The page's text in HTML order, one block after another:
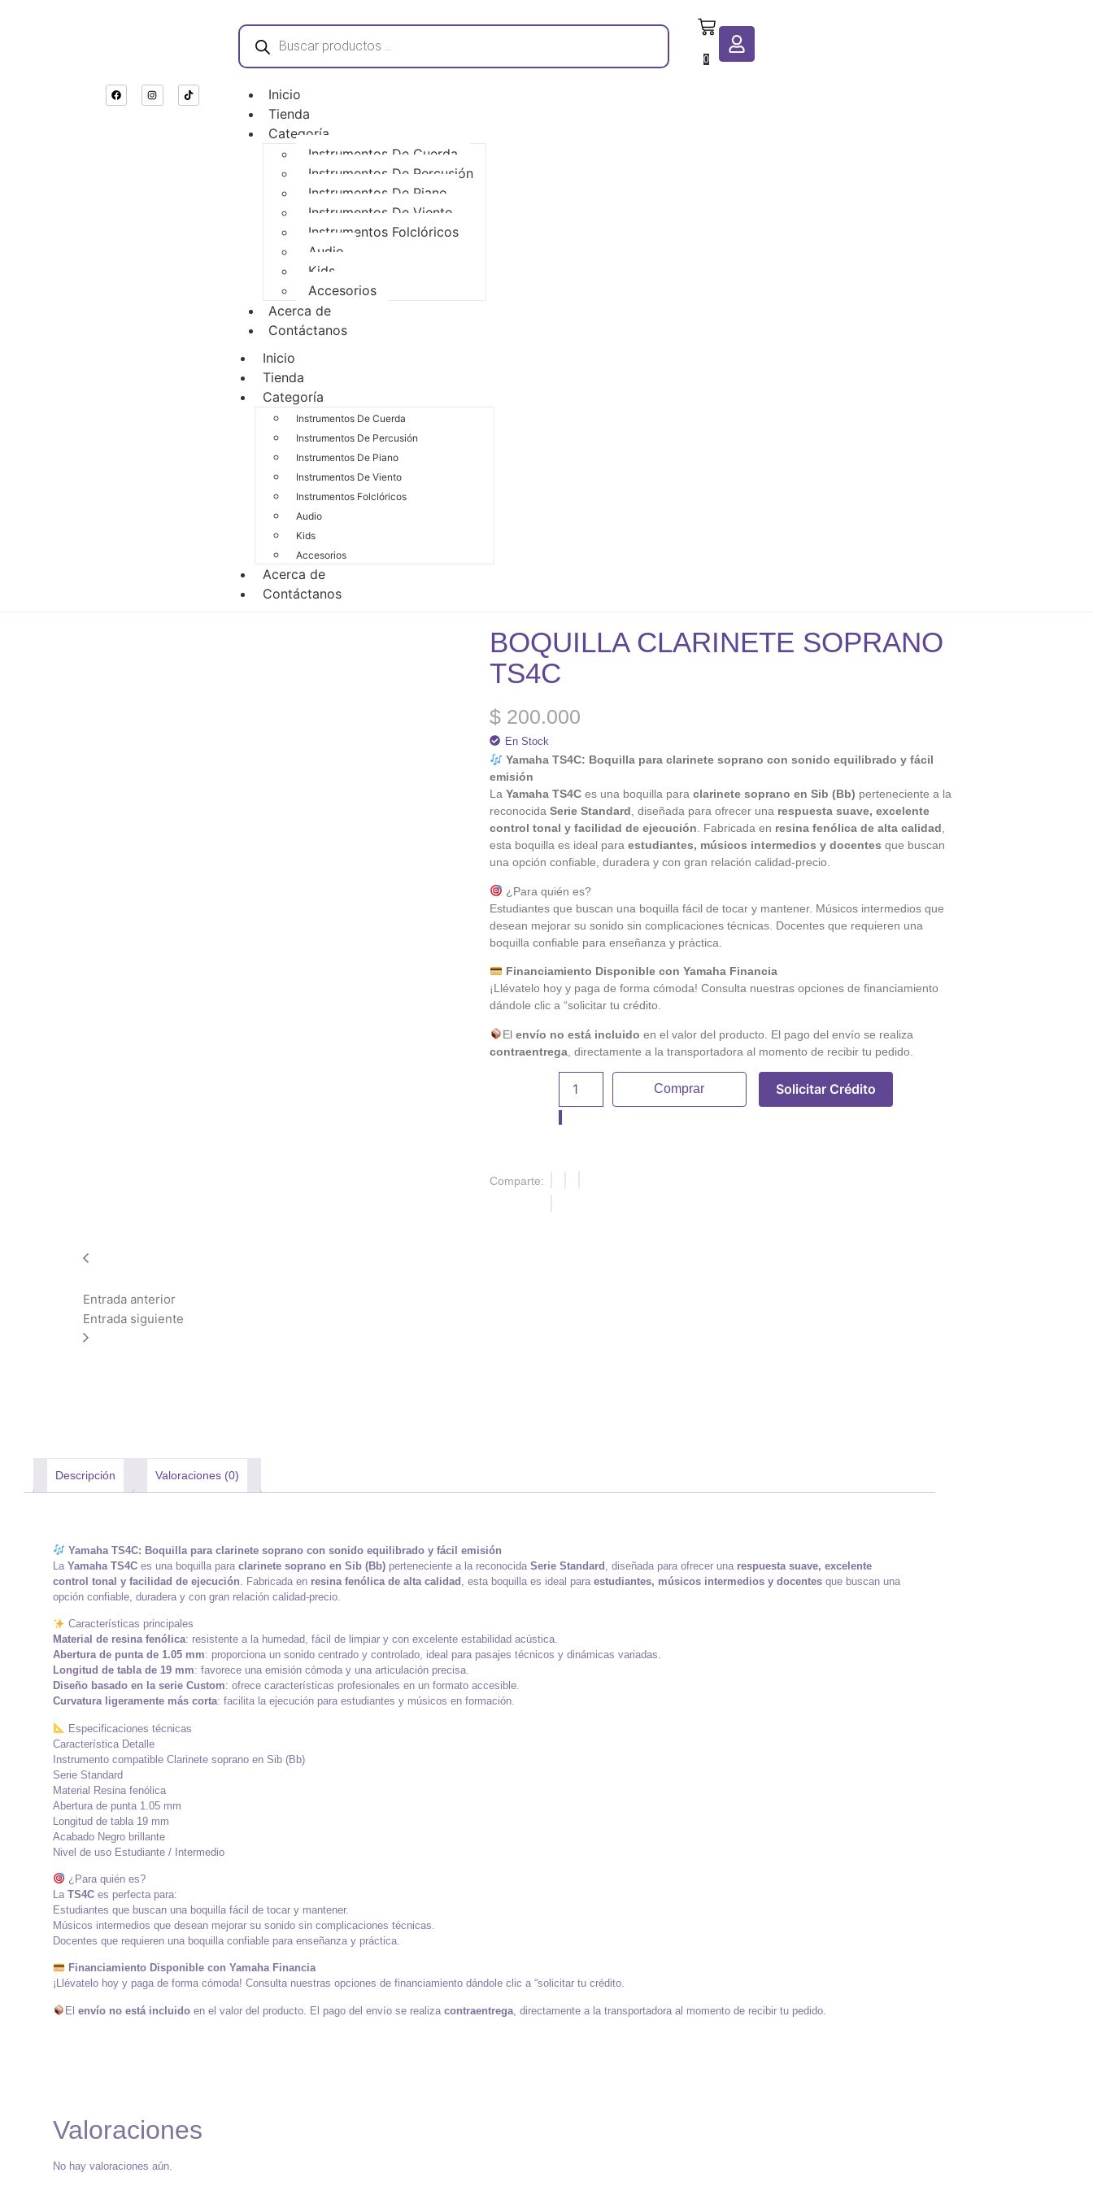
0
Inicio
Tienda
Categoría
Instrumentos De Cuerda
Instrumentos De Percusión
Instrumentos De Piano
Instrumentos De Viento
Instrumentos Folclóricos
Audio
Kids
Accesorios
Acerca de
Contáctanos
Inicio
Tienda
Categoría
Instrumentos De Cuerda
Instrumentos De Percusión
Instrumentos De Piano
Instrumentos De Viento
Instrumentos Folclóricos
Audio
Kids
Accesorios
Acerca de
Contáctanos
BOQUILLA CLARINETE SOPRANO
TS4C
$ 200.000
En Stock
Yamaha TS4C: Boquilla para clarinete soprano con sonido equilibrado y fácil
emisión
LaYamaha TS4C es una boquilla paraclarinete soprano en Sib (Bb) perteneciente a la
reconocidaSerie Standard, diseñada para ofrecer una respuesta suave, excelente
control tonal y facilidad de ejecución. Fabricada en resina fenólica de alta calidad,
esta boquilla es ideal paraestudiantes, músicos intermedios y docentes que buscan
una opción confiable, duradera y con gran relación calidad-precio.
¿Para quién es?
Estudiantes que buscan una boquilla fácil de tocar y mantener. Músicos intermedios que
desean mejorar su sonido sin complicaciones técnicas. Docentes que requieren una
boquilla confiable para enseñanza y práctica.
Financiamiento Disponible con Yamaha Financia
¡Llévatelo hoy y paga de forma cómoda! Consulta nuestras opciones de financiamiento
dándole clic a “solicitar tu crédito.
Elenvío no está incluido en el valor del producto. El pago del envío se realiza
contraentrega , directamente a la transportadora al momento de recibir tu pedido.
Comprar Solicitar Crédito
Comparte:
Entrada anterior
Entrada siguiente
Descripción Valoraciones (0)
Yamaha TS4C: Boquilla para clarinete soprano con sonido equilibrado y fácil emisión
La Yamaha TS4C es una boquilla para clarinete soprano en Sib (Bb) perteneciente a la reconocida Serie Standard , diseñada para ofrecer una respuesta suave, excelente
control tonal y facilidad de ejecución . Fabricada en resina fenólica de alta calidad , esta boquilla es ideal para estudiantes, músicos intermedios y docentes que buscan una
opción confiable, duradera y con gran relación calidad-precio.
Características principales
Material de resina fenólica: resistente a la humedad, fácil de limpiar y con excelente estabilidad acústica.
Abertura de punta de 1.05 mm: proporciona un sonido centrado y controlado, ideal para pasajes técnicos y dinámicas variadas.
Longitud de tabla de 19 mm: favorece una emisión cómoda y una articulación precisa.
Diseño basado en la serie Custom: ofrece características profesionales en un formato accesible.
Curvatura ligeramente más corta: facilita la ejecución para estudiantes y músicos en formación.
Especificaciones técnicas
Característica Detalle
Instrumento compatible Clarinete soprano en Sib (Bb)
Serie Standard
Material Resina fenólica
Abertura de punta 1.05 mm
Longitud de tabla 19 mm
Acabado Negro brillante
Nivel de uso Estudiante / Intermedio
¿Para quién es?
La TS4C es perfecta para:
Estudiantes que buscan una boquilla fácil de tocar y mantener.
Músicos intermedios que desean mejorar su sonido sin complicaciones técnicas.
Docentes que requieren una boquilla confiable para enseñanza y práctica.
Financiamiento Disponible con Yamaha Financia
¡Llévatelo hoy y paga de forma cómoda! Consulta nuestras opciones de financiamiento dándole clic a “solicitar tu crédito.
El envío no está incluidoen el valor del producto. El pago del envío se realiza contraentrega, directamente a la transportadora al momento de recibir tu pedido.
Valoraciones
No hay valoraciones aún.